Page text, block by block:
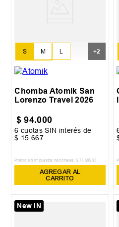
S M L
XL XXL
+2
Chomba Atomik San
Lorenzo Travel 2026
$ 94.000
6 cuotas SIN interés de
$ 15.667
Precio sin impuestos nacionales: $ 77.685 ,95
AGREGAR AL
CARRITO
New IN